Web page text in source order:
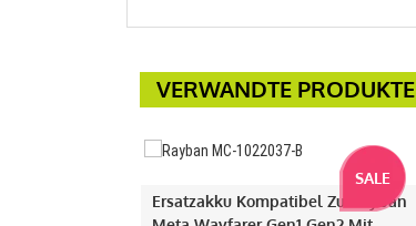
VERWANDTE PRODUKTE
SALE
Ersatzakku Kompatibel Zu Rayban